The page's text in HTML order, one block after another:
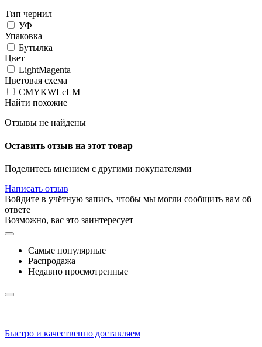
Тип чернил
УФ
Упаковка
Бутылка
Цвет
LightMagenta
Цветовая схема
CMYKWLcLM
Найти похожие
Отзывы не найдены
Оставить отзыв на этот товар
Поделитесь мнением с другими покупателями
Написать отзыв
Войдите в учётную запись, чтобы мы могли сообщить вам об
ответе
Возможно, вас это заинтересует
Самые популярные
Распродажа
Недавно просмотренные
Быстро и качественно доставляем